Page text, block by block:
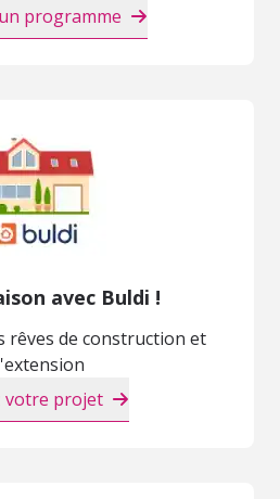
programme
avec Buldi !
rêves de construction et
votre projet